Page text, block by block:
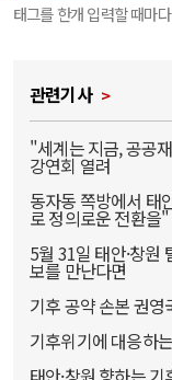
태그를 한개 입력할 때마
관련기사
"세계는 지금, 공공
강연회 열려
동자동 쪽방에서 태
로 정의로운 전환을"
5월 31일 태안·창원
보를 만난다면
기후 공약 손본 권
기후위기에 대응하